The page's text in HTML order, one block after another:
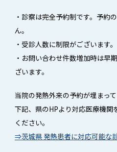
・診察は完全予約制です。予約
ん。
・受診人数に制限がございます
・お問い合わせ件数増加時は早
ざいます。
当院の発熱外来の予約が埋まっ
下記、県のHPより対応医療機関
ください。
⇒茨城県 発熱患者に対応可能な